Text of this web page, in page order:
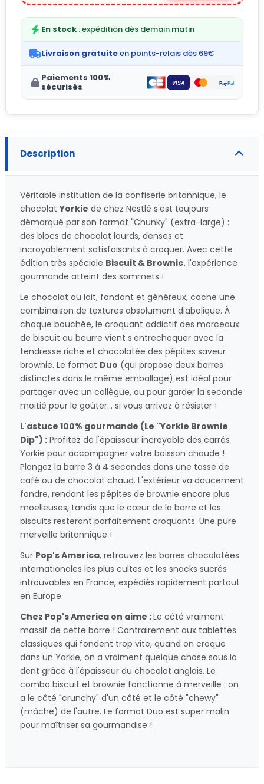
En stock : expédition dès demain matin
Livraison gratuiteen points-relais dès 69€
Paiements 100%
sécurisés
Description
Véritable institution de la confiserie britannique, le
chocolatYorkie de chez Nestlé s'est toujours
démarqué par son format "Chunky" (extra-large) :
des blocs de chocolat lourds, denses et
incroyablement satisfaisants à croquer. Avec cette
édition très spéciale Biscuit & Brownie, l'expérience
gourmande atteint des sommets !
Le chocolat au lait, fondant et généreux, cache une
combinaison de textures absolument diabolique. À
chaque bouchée, le croquant addictif des morceaux
de biscuit au beurre vient s'entrechoquer avec la
tendresse riche et chocolatée des pépites saveur
brownie. Le format Duo (qui propose deux barres
distinctes dans le même emballage) est idéal pour
partager avec un collègue, ou pour garder la seconde
moitié pour le goûter... si vous arrivez à résister !
L'astuce 100% gourmande (Le "Yorkie Brownie
Dip") : Profitez de l'épaisseur incroyable des carrés
Yorkie pour accompagner votre boisson chaude !
Plongez la barre 3 à 4 secondes dans une tasse de
café ou de chocolat chaud. L'extérieur va doucement
fondre, rendant les pépites de brownie encore plus
moelleuses, tandis que le cœur de la barre et les
biscuits resteront parfaitement croquants. Une pure
merveille britannique !
Sur Pop's America, retrouvez les barres chocolatées
internationales les plus cultes et les snacks sucrés
introuvables en France, expédiés rapidement partout
en Europe.
Chez Pop's America on aime :Le côté vraiment
massif de cette barre ! Contrairement aux tablettes
classiques qui fondent trop vite, quand on croque
dans un Yorkie, on a vraiment quelque chose sous la
dent grâce à l'épaisseur du chocolat anglais. Le
combo biscuit et brownie fonctionne à merveille : on
a le côté "crunchy" d'un côté et le côté "chewy"
(mâche) de l'autre. Le format Duo est super malin
pour maîtriser sa gourmandise !